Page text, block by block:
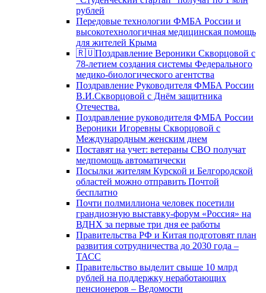
рублей
Передовые технологии ФМБА России и
высокотехнологичная медицинская помощь
для жителей Крыма
🇷🇺Поздравление Вероники Скворцовой с
78-летием создания системы Федерального
медико-биологического агентства
Поздравление Руководителя ФМБА России
В.И.Скворцовой с Днём защитника
Отечества.
Поздравление руководителя ФМБА России
Вероники Игоревны Скворцовой с
Международным женским днем
Поставят на учет: ветераны СВО получат
медпомощь автоматически
Посылки жителям Курской и Белгородской
областей можно отправить Почтой
бесплатно
Почти полмиллиона человек посетили
грандиозную выставку-форум «Россия» на
ВДНХ за первые три дня ее работы
Правительства РФ и Китая подготовят план
развития сотрудничества до 2030 года –
ТАСС
Правительство выделит свыше 10 млрд
рублей на поддержку неработающих
пенсионеров – Ведомости